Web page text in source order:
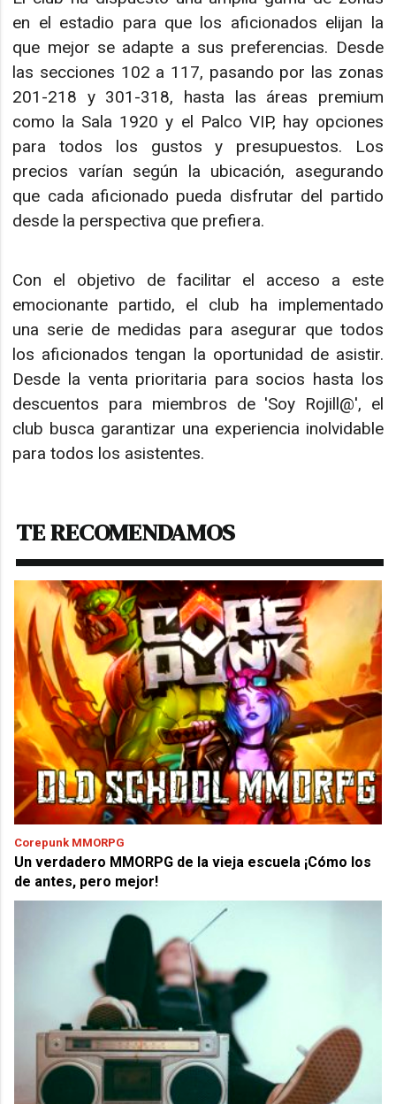
en el estadio para que los aficionados elijan la
que mejor se adapte a sus preferencias. Desde
las secciones 102 a 117, pasando por las zonas
201-218 y 301-318, hasta las áreas premium
como la Sala 1920 y el Palco VIP, hay opciones
para todos los gustos y presupuestos. Los
precios varían según la ubicación, asegurando
que cada aficionado pueda disfrutar del partido
desde la perspectiva que prefiera.
Con el objetivo de facilitar el acceso a este
emocionante partido, el club ha implementado
una serie de medidas para asegurar que todos
los aficionados tengan la oportunidad de asistir.
Desde la venta prioritaria para socios hasta los
descuentos para miembros de 'Soy Rojill@', el
club busca garantizar una experiencia inolvidable
para todos los asistentes.
TE RECOMENDAMOS
Corepunk MMORPG
Un verdadero MMORPG de la vieja escuela ¡Cómo los
de antes, pero mejor!